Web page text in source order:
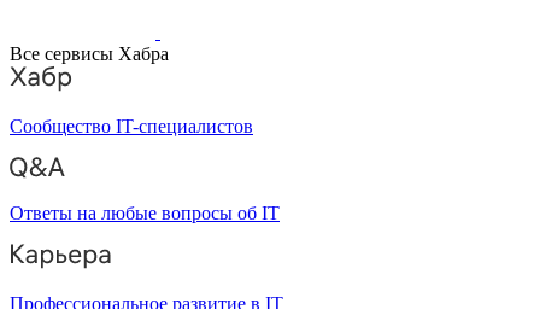
Все сервисы Хабра
Сообщество IT-специалистов
Ответы на любые вопросы об IT
Профессиональное развитие в IT